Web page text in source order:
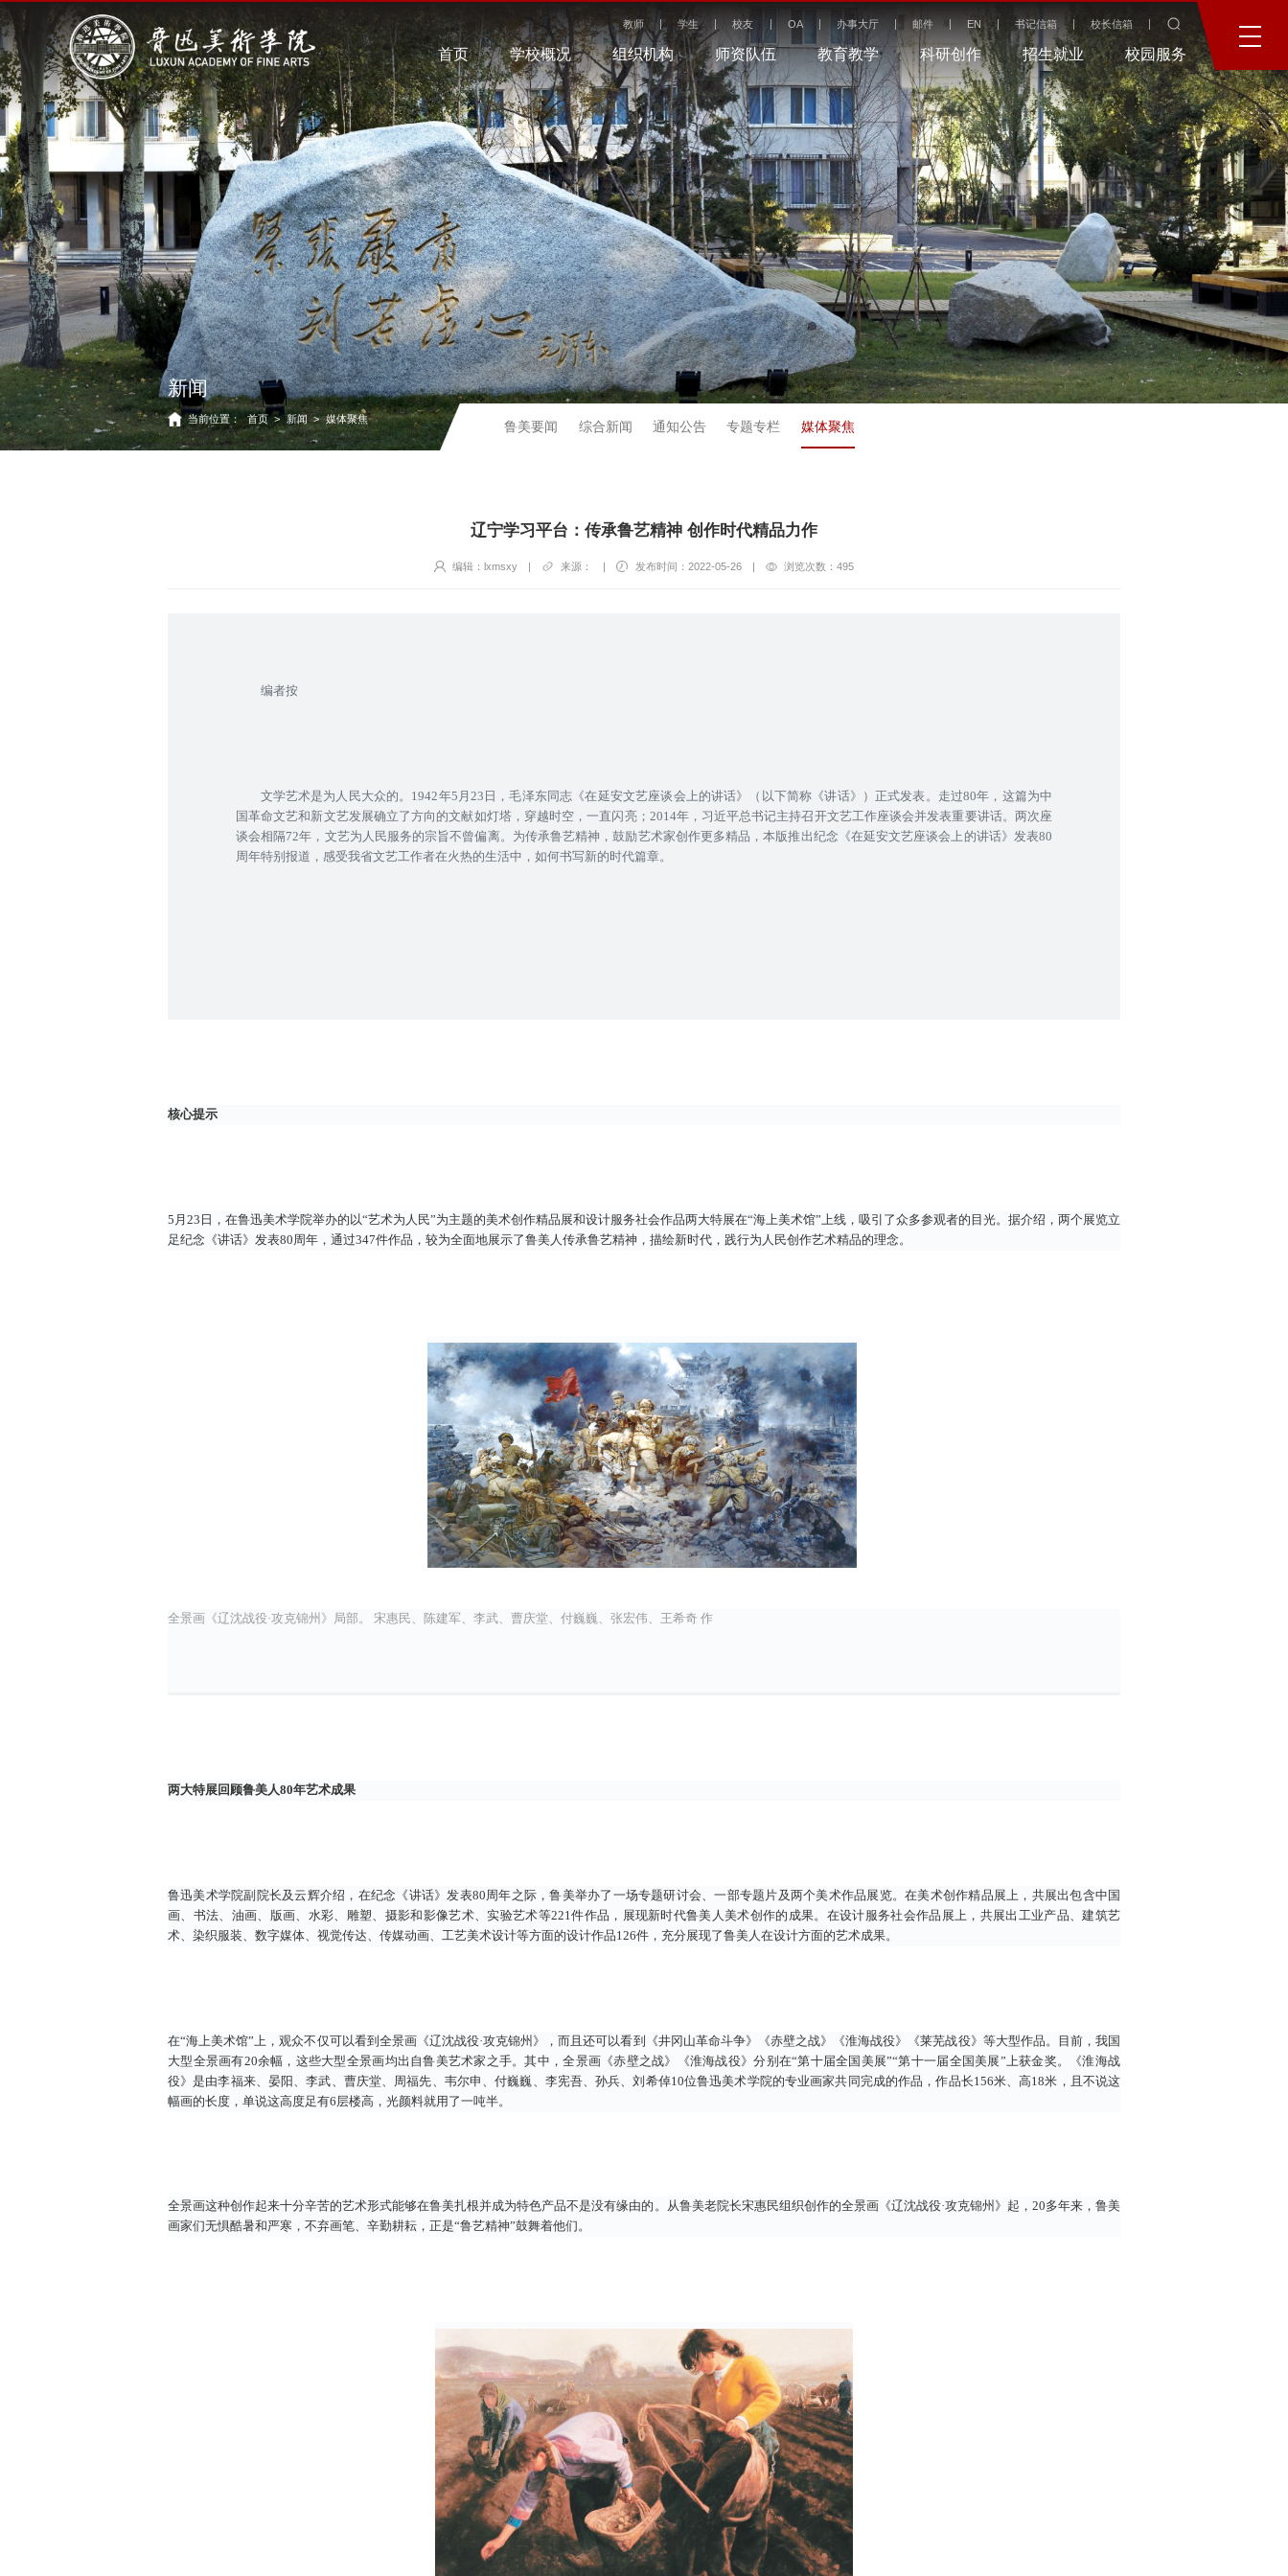
教师 学生 校友 OA 办事大厅 邮件 EN 书记信箱 校长信箱
首页 学校概况 组织机构 师资队伍 教育教学 科研创作 招生就业 校园服务
新闻
当前位置： 首页 > 新闻 > 媒体聚焦
鲁美要闻 综合新闻 通知公告 专题专栏 媒体聚焦
辽宁学习平台：传承鲁艺精神 创作时代精品力作
编辑：lxmsxy | 来源： | 发布时间：2022-05-26 | 浏览次数：495
编者按
文学艺术是为人民大众的。1942年5月23日，毛泽东同志《在延安文艺座谈会上的讲话》（以下简称《讲话》）正式发表。走过80年，这篇为中
国革命文艺和新文艺发展确立了方向的文献如灯塔，穿越时空，一直闪亮；2014年，习近平总书记主持召开文艺工作座谈会并发表重要讲话。两次座
谈会相隔72年，文艺为人民服务的宗旨不曾偏离。为传承鲁艺精神，鼓励艺术家创作更多精品，本版推出纪念《在延安文艺座谈会上的讲话》发表80
周年特别报道，感受我省文艺工作者在火热的生活中，如何书写新的时代篇章。
核心提示
5月23日，在鲁迅美术学院举办的以“艺术为人民”为主题的美术创作精品展和设计服务社会作品两大特展在“海上美术馆”上线，吸引了众多参观者的目光。据介绍，两个展览立
足纪念《讲话》发表80周年，通过347件作品，较为全面地展示了鲁美人传承鲁艺精神，描绘新时代，践行为人民创作艺术精品的理念。
全景画《辽沈战役·攻克锦州》局部。 宋惠民、陈建军、李武、曹庆堂、付巍巍、张宏伟、王希奇 作
两大特展回顾鲁美人80年艺术成果
鲁迅美术学院副院长及云辉介绍，在纪念《讲话》发表80周年之际，鲁美举办了一场专题研讨会、一部专题片及两个美术作品展览。在美术创作精品展上，共展出包含中国
画、书法、油画、版画、水彩、雕塑、摄影和影像艺术、实验艺术等221件作品，展现新时代鲁美人美术创作的成果。在设计服务社会作品展上，共展出工业产品、建筑艺
术、染织服装、数字媒体、视觉传达、传媒动画、工艺美术设计等方面的设计作品126件，充分展现了鲁美人在设计方面的艺术成果。
在“海上美术馆”上，观众不仅可以看到全景画《辽沈战役·攻克锦州》，而且还可以看到《井冈山革命斗争》《赤壁之战》《淮海战役》《莱芜战役》等大型作品。目前，我国
大型全景画有20余幅，这些大型全景画均出自鲁美艺术家之手。其中，全景画《赤壁之战》《淮海战役》分别在“第十届全国美展”“第十一届全国美展”上获金奖。《淮海战
役》是由李福来、晏阳、李武、曹庆堂、周福先、韦尔申、付巍巍、李宪吾、孙兵、刘希倬10位鲁迅美术学院的专业画家共同完成的作品，作品长156米、高18米，且不说这
幅画的长度，单说这高度足有6层楼高，光颜料就用了一吨半。
全景画这种创作起来十分辛苦的艺术形式能够在鲁美扎根并成为特色产品不是没有缘由的。从鲁美老院长宋惠民组织创作的全景画《辽沈战役·攻克锦州》起，20多年来，鲁美
画家们无惧酷暑和严寒，不弃画笔、辛勤耕耘，正是“鲁艺精神”鼓舞着他们。